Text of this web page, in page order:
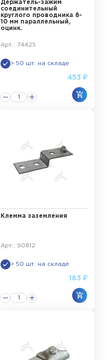
Держатель-зажим
соединительный
круглого проводника 8-
10 мм параллельный,
оцинк.
Арт.: 74425
> 50 шт. на складе
453 ₽
Клемма заземления
Арт.: 90812
> 50 шт. на складе
183 ₽